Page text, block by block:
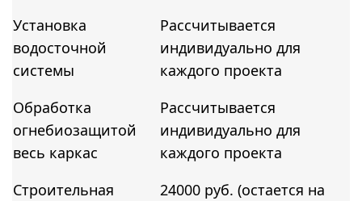
Установка
водосточной
системы
Рассчитывается
индивидуально для
каждого проекта
Обработка
огнебиозащитой
весь каркас
Рассчитывается
индивидуально для
каждого проекта
Строительная
24000 руб. (остается на